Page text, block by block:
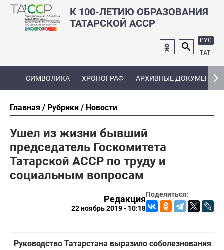
К 100-ЛЕТИЮ ОБРАЗОВАНИЯ
ТАТАРСКОЙ АССР
РУС
ТАТ
СИМВОЛИКА ХРОНОГРАФ АРХИВНЫЕ ДОКУМЕНТЫ
Главная Рубрики Новости
Ушел из жизни бывший
председатель Госкомитета
Татарской АССР по труду и
социальным вопросам
Поделиться:
Редакция
22 ноябрь 2019 - 10:18
Руководство Татарстана выразило соболезнования